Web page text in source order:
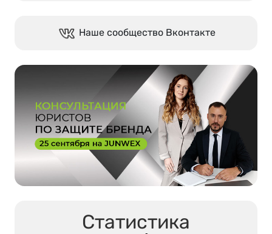
Наше сообщество Вконтакте
Статистика